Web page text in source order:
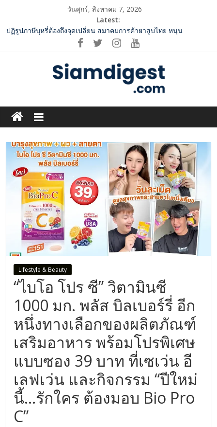
content
วันศุกร์, สิงหาคม 7, 2026
Latest:
กกท.เปิดเกมรุก! ดันเอเชียนเกมส์ให้เป็นมากกว่าการแข่งขัน ผ่าน
แคมเปญระดับชาติ
ปฏิรูปภาษีบุหรี่ต้องถึงจุดเปลี่ยน สมาคมการค้ายาสูบไทย หนุน
2 ค่ายเพลงชื่อดัง “A BEAR DAY – Rising Entertainment” ผนึกกำลัง
ครั้งสำคัญ ส่งศิลปิน “เบสท์ – เบลล์” ปล่อยซิงเกิ้ลพิเศษ เอาใจคนอิน
SME D Bank ผนึกกำลัง สถาบันอาหาร เปิดตัว “FOODNext SME D
Navigator” ชูยุทธศาสตร์ “แหล่งทุนคู่องค์ความรู้” ติดปีก SME อาหาร
ไทยแข่งขันได้ในเวทีโลก
ททท. จับมือ TransNusa Airline – Traveloka ยกระดับการเชื่อมโยง
Tourism และ Muslim-Friendly Destination
Siam
Digest.com
ฺีBusiness
Variety
Lifestyle & Beauty
“ไบโอ โปร ซี” วิตามินซี
1000 มก. พลัส บิลเบอร์รี่ อีก
หนึ่งทางเลือกของผลิตภัณฑ์
เสริมอาหาร พร้อมโปรพิเศษ
แบบซอง 39 บาท ที่เซเว่น อี
เลฟเว่น และกิจกรรม “ปีใหม่
นี้…รักใคร ต้องมอบ Bio Pro
C”